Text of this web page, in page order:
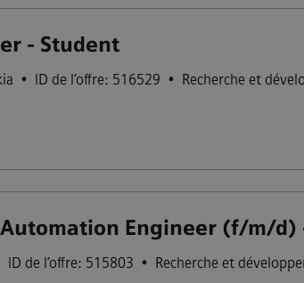
- Student
• ID de l’offre: 516529 • Recherche et
Automation Engineer (f/m/
ID de l’offre: 515803 • Recherche et